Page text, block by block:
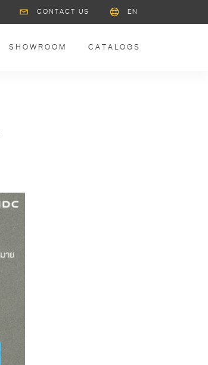
CONTACT US EN
SHOWROOM CATALOGS